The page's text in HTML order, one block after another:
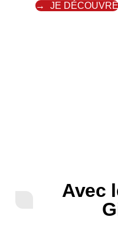
JE DÉCOUVRE
Avec